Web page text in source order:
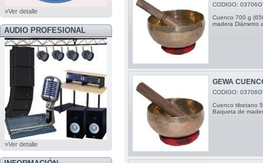
»Ver detalle
AUDIO PROFESIONAL
»Ver detalle
CODIGO:
Cuenco 700 g
madera Diámetro
GEWA
CODIGO:
Cuenco tibetano
Baqueta de